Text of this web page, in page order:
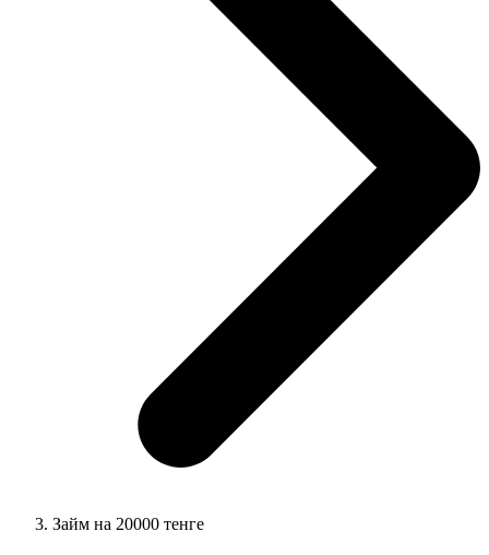
Займ на 20000 тенге